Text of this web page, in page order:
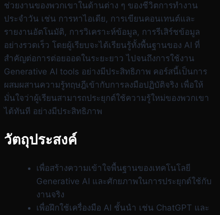
ช่วยงานของพวกเขาในด้านต่าง ๆ ของชีวิตการทำงาน
ประจำวัน เช่น การหาไอเดีย, การเขียนคอนเทนต์และ
รายงานอัตโนมัติ, การวิเคราะห์ข้อมูล, การรีเสิร์ชข้อมูล
อย่างรวดเร็ว โดยผู้เรียบจะได้เรียนรู้ทั้งพื้นฐานของ AI ที่
สำคัญต่อการต่อยออดในระยะยาว ไปจนถึงการใช้งาน
Generative AI tools อย่างมีประสิทธิภาพ คอร์สนี้เป็นการ
ผสมผสานความรู้ทฤษฎีเข้ากับการลงมือปฏิบัติจริง เพื่อให้
มั่นใจว่าผู้เรียนสามารถประยุกต์ใช้ความรู้ใหม่ของพวกเขา
ได้ทันที อย่างมีประสิทธิภาพ
วัตถุประสงค์
เพื่อสร้างความเข้าใจพื้นฐานของเทคโนโลยี
Generative AI และศักยภาพในการประยุกต์ใช้กับ
งานจริง
เพื่อฝึกใช้เครื่องมือ AI ชั้นนำ เช่น ChatGPT และ